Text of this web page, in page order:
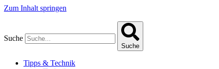
Zum Inhalt springen
Suche
Suche
Tipps & Technik